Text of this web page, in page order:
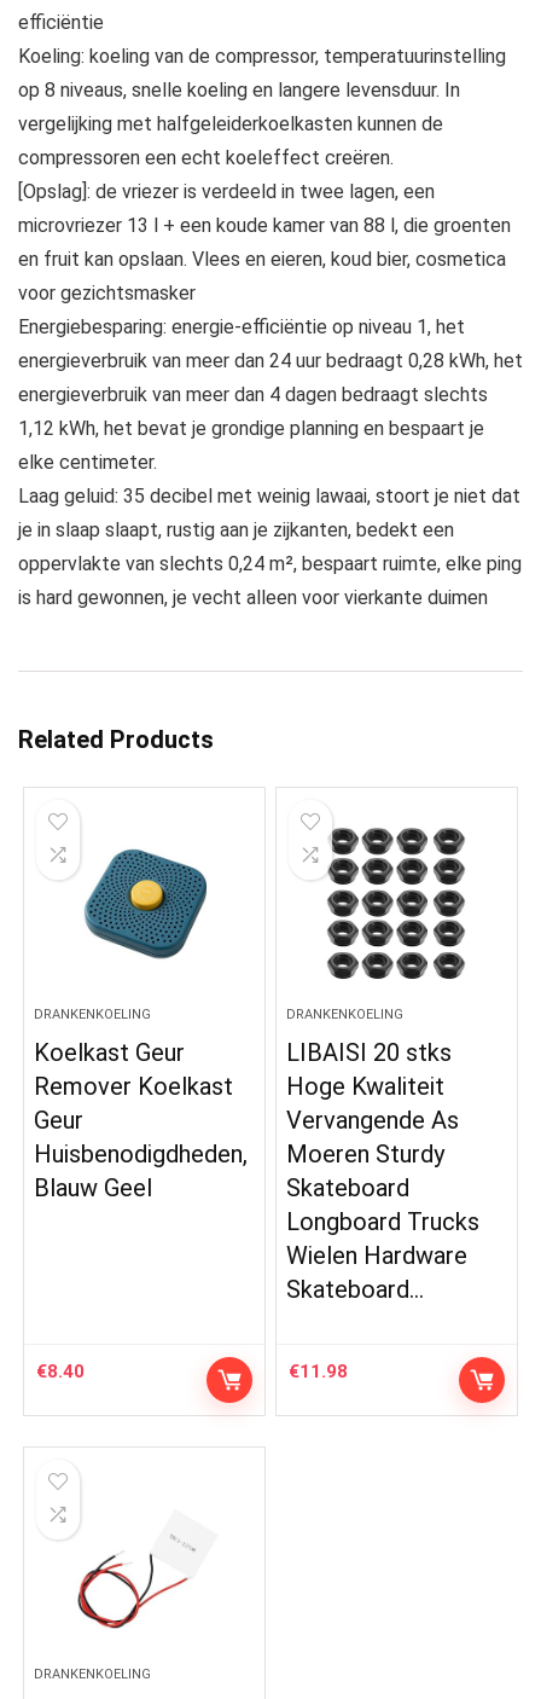
efficiëntie
Koeling: koeling van de compressor, temperatuurinstelling
op 8 niveaus, snelle koeling en langere levensduur. In
vergelijking met halfgeleiderkoelkasten kunnen de
compressoren een echt koeleffect creëren.
[Opslag]: de vriezer is verdeeld in twee lagen, een
microvriezer 13 l + een koude kamer van 88 l, die groenten
en fruit kan opslaan. Vlees en eieren, koud bier, cosmetica
voor gezichtsmasker
Energiebesparing: energie-efficiëntie op niveau 1, het
energieverbruik van meer dan 24 uur bedraagt 0,28 kWh, het
energieverbruik van meer dan 4 dagen bedraagt slechts
1,12 kWh, het bevat je grondige planning en bespaart je
elke centimeter.
Laag geluid: 35 decibel met weinig lawaai, stoort je niet dat
je in slaap slaapt, rustig aan je zijkanten, bedekt een
oppervlakte van slechts 0,24 m², bespaart ruimte, elke ping
is hard gewonnen, je vecht alleen voor vierkante duimen
Related Products
DRANKENKOELING
Koelkast Geur
Remover Koelkast
Geur
Huisbenodigdheden,
Blauw Geel
€8.40
DRANKENKOELING
LIBAISI 20 stks
Hoge Kwaliteit
Vervangende As
Moeren Sturdy
Skateboard
Longboard Trucks
Wielen Hardware
Skateboard…
€11.98
DRANKENKOELING